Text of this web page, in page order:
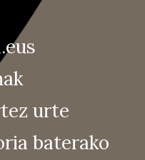
urte
baterako